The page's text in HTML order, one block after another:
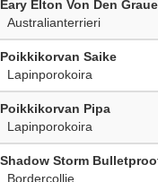
Eary Elton Von Den
Australianterrieri
Poikkikorvan Saike
Lapinporokoira
Poikkikorvan Pipa
Lapinporokoira
Shadow Storm
Bordercollie